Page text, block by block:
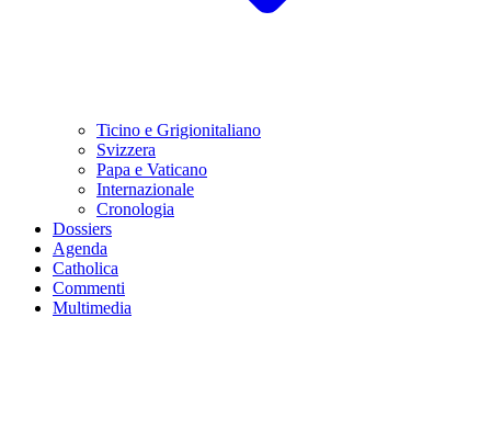
Ticino e Grigionitaliano
Svizzera
Papa e Vaticano
Internazionale
Cronologia
Dossiers
Agenda
Catholica
Commenti
Multimedia